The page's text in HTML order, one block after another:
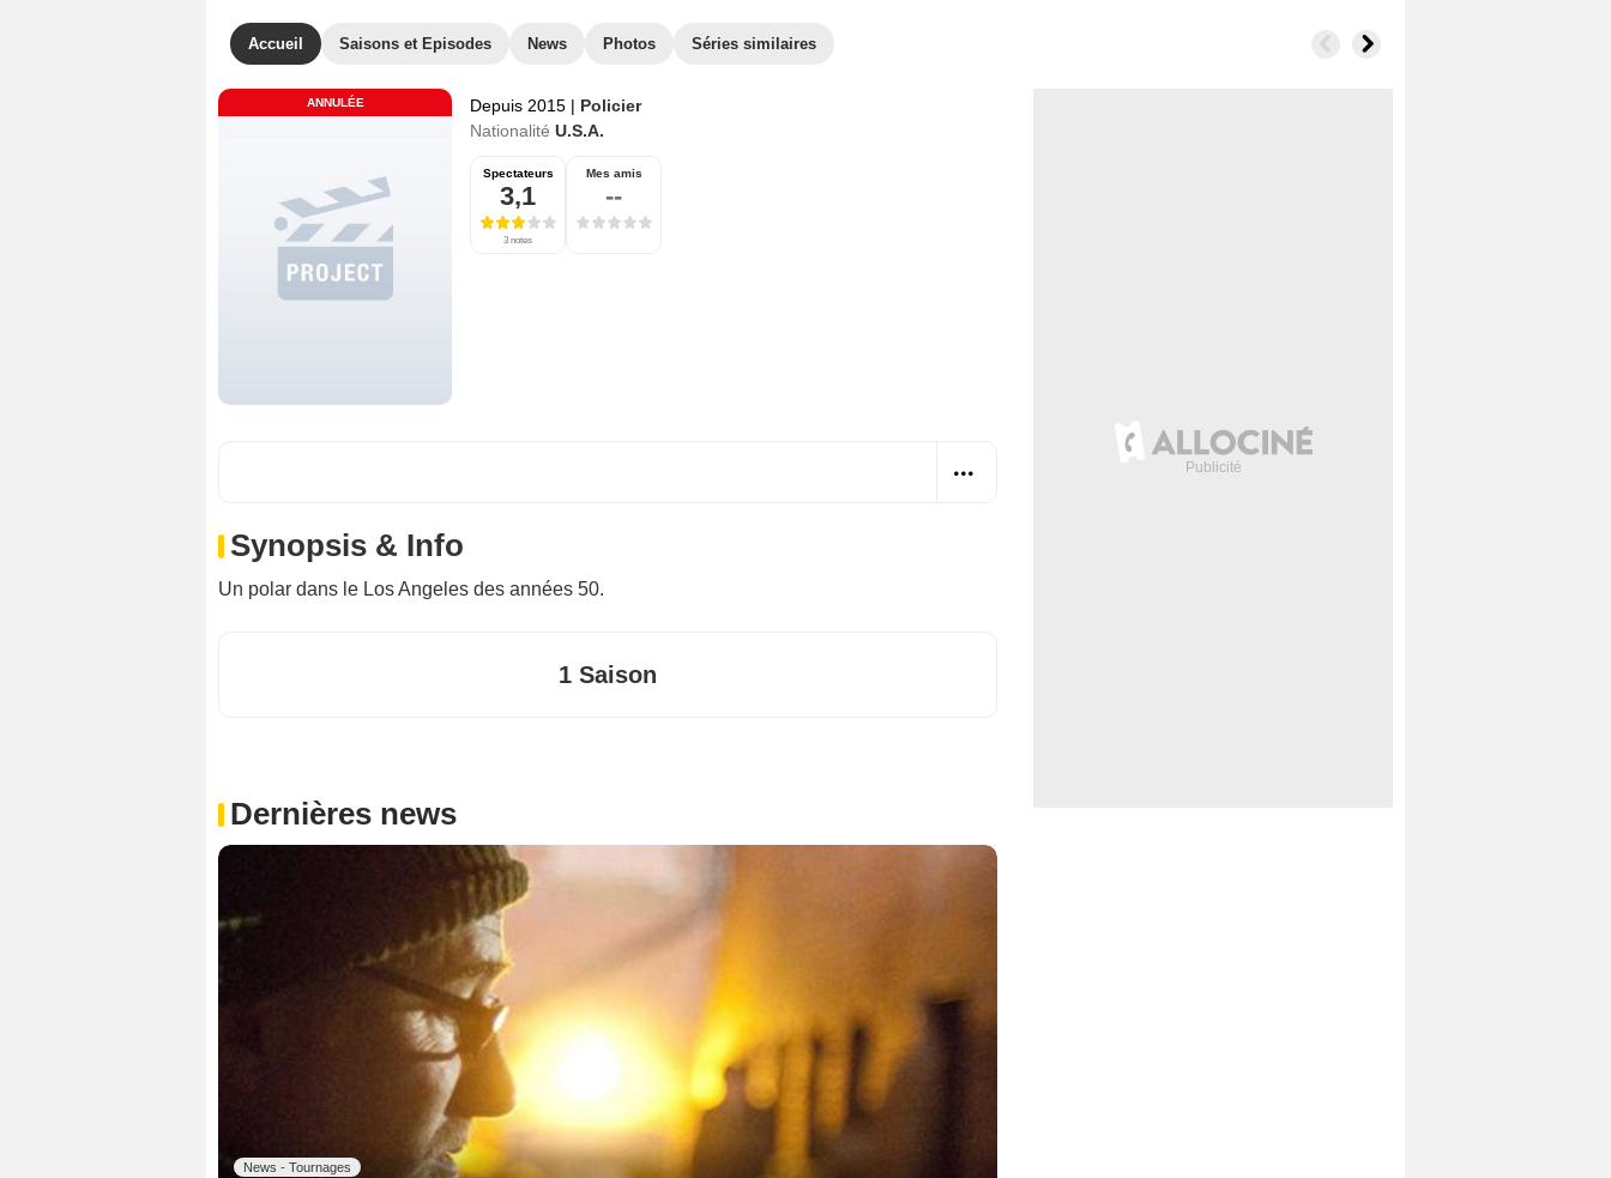
Accueil Saisons et Episodes News Photos Séries similaires
ANNULÉE Depuis 2015 | Policier
Nationalité U.S.A.
Spectateurs
3,1
3 notes
Mes amis
--
Synopsis & Info
Un polar dans le Los Angeles des années 50.
1 Saison
Dernières news
News - Tournages